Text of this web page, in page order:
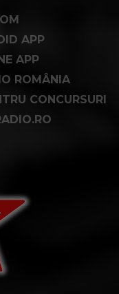
APP
APP
ROMÂNIA
CONCURSURI